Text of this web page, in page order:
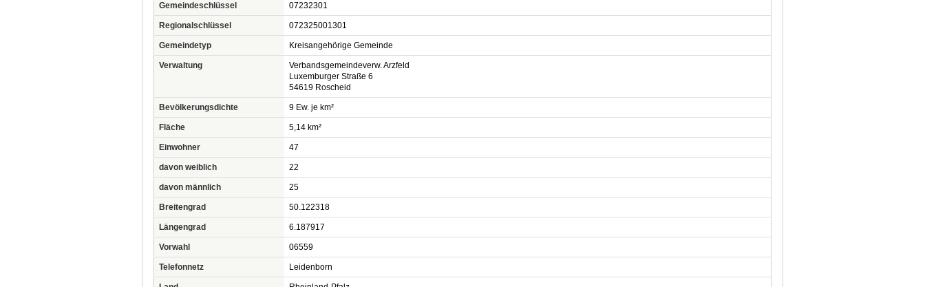
Gemeindeschlüssel 07232301
Regionalschlüssel 072325001301
Gemeindetyp Kreisangehörige Gemeinde
Verwaltung
Verbandsgemeindeverw. Arzfeld
Luxemburger Straße 6
54619 Roscheid
Bevölkerungsdichte 9 Ew. je km²
Fläche 5,14 km²
Einwohner 47
davon weiblich 22
davon männlich 25
Breitengrad 50.122318
Längengrad 6.187917
Vorwahl 06559
Telefonnetz Leidenborn